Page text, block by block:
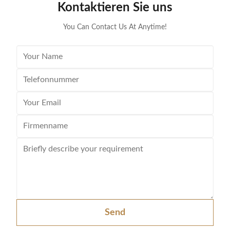
have many advantages over lead-acid. Silk Lithium
Kontaktieren Sie uns
You Can Contact Us At Anytime!
Send